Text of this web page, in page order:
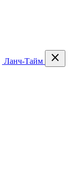
Ланч-Тайм
close